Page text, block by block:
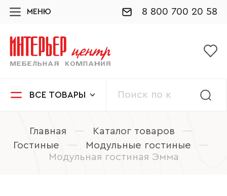
МЕНЮ 8 800 700 20 58
ВСЕ ТОВАРЫ
Главная — Каталог товаров
—
Гостиные
— Модульные гостиные
—
Модульная гостиная Эмма